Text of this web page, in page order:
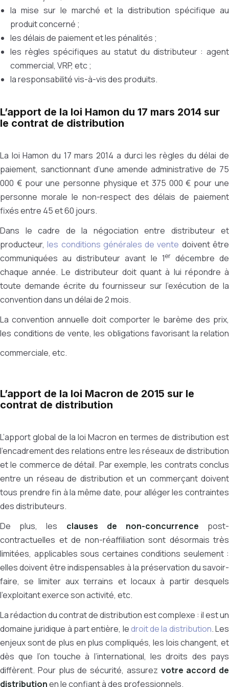
la mise sur le marché et la distribution spécifique au
produit concerné ;
les délais de paiement et les pénalités ;
les règles spécifiques au statut du distributeur : agent
commercial, VRP, etc ;
la responsabilité vis-à-vis des produits.
L’apport de la loi Hamon du 17 mars 2014 sur
le contrat de distribution
La loi Hamon du 17 mars 2014 a durci les règles du délai de
paiement, sanctionnant d’une amende administrative de 75
000 € pour une personne physique et 375 000 € pour une
personne morale le non-respect des délais de paiement
fixés entre 45 et 60 jours.
Dans le cadre de la négociation entre distributeur et
producteur,les conditions générales de vente doivent être
communiquées au distributeur avant le 1erdécembre de
chaque année. Le distributeur doit quant à lui répondre à
toute demande écrite du fournisseur sur l’exécution de la
convention dans un délai de 2 mois.
La convention annuelle doit comporter le barème des prix,
les conditions de vente, les obligations favorisant la relation
commerciale, etc.
L’apport de la loi Macron de 2015 sur le
contrat de distribution
L’apport global de la loi Macron en termes de distribution est
l’encadrement des relations entre les réseaux de distribution
et le commerce de détail. Par exemple, les contrats conclus
entre un réseau de distribution et un commerçant doivent
tous prendre fin à la même date, pour alléger les contraintes
des distributeurs.
De plus, les clauses de non-concurrence post-
contractuelles et de non-réaffiliation sont désormais très
limitées, applicables sous certaines conditions seulement :
elles doivent être indispensables à la préservation du savoir-
faire, se limiter aux terrains et locaux à partir desquels
l’exploitant exerce son activité, etc.
La rédaction du contrat de distribution est complexe : il est un
domaine juridique à part entière, ledroit de la distribution. Les
enjeux sont de plus en plus compliqués, les lois changent, et
dès que l’on touche à l’international, les droits des pays
diffèrent. Pour plus de sécurité, assurez votre accord de
distributionen le confiant à des professionnels.